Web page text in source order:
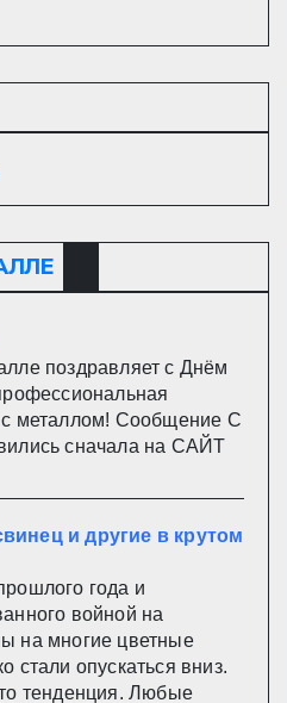
поздравляет с Днём
с металлом! Сообщение С
сначала на САЙТ
и другие в крутом
года и
войной на
на многие цветные
стали опускаться вниз.
тенденция. Любые